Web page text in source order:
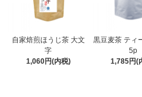
自家焙煎ほうじ茶 大文
字
1,060円(内税)
黒豆麦茶 ティ
5p
1,785円(